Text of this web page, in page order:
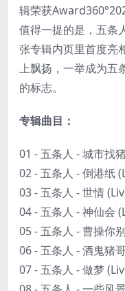
辑荣获
值得一提的是，五条
张专辑内页里首度亮
上飘扬，一举成为五
的标志。
专辑曲目：
01 - 五条人 - 城市找
02 - 五条人 - 倒港纸
03 - 五条人 - 世情
04 - 五条人 - 神仙会
05 - 五条人 - 曹操你
06 - 五条人 - 酒鬼猪
07 - 五条人 - 做梦